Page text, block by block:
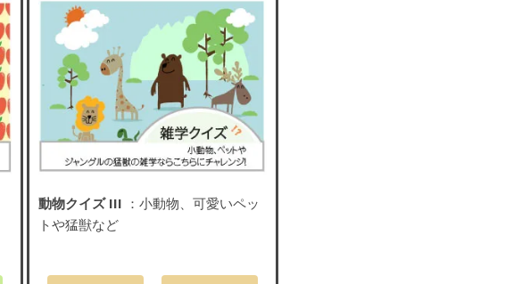
動物クイズ III ：小動物、可愛いペッ
トや猛獣など